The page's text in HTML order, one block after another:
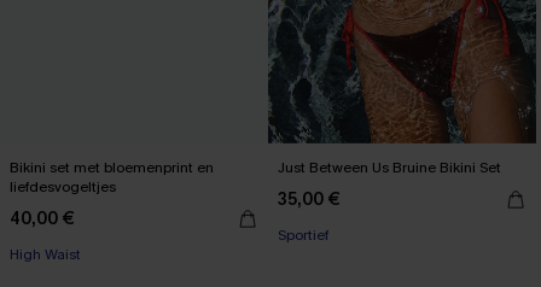
Bikini set met bloemenprint en
liefdesvogeltjes
40,00 €
【AG18】2 met 10% korting
High Waist
Just Between Us Bruine Bikini Set
35,00 €
Sportief